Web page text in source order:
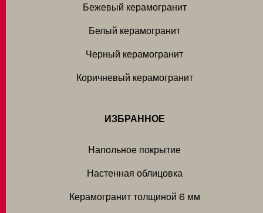
Бежевый керамогранит
Белый керамогранит
Черный керамогранит
Коричневый керамогранит
ИЗБРАННОЕ
Напольное покрытие
Настенная облицовка
Керамогранит толщиной 6 мм